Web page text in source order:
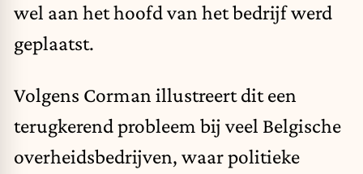
wel aan het hoofd van het bedrijf werd
geplaatst.
Volgens Corman illustreert dit een
terugkerend probleem bij veel Belgische
overheidsbedrijven, waar politieke